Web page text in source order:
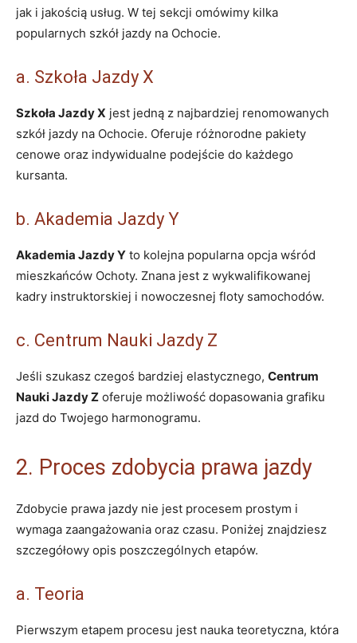
jak i jakością usług. W tej sekcji omówimy kilka
popularnych szkół jazdy na Ochocie.
a. Szkoła Jazdy X
Szkoła Jazdy X jest jedną z najbardziej renomowanych
szkół jazdy na Ochocie. Oferuje różnorodne pakiety
cenowe oraz indywidualne podejście do każdego
kursanta.
b. Akademia Jazdy Y
Akademia Jazdy Y to kolejna popularna opcja wśród
mieszkańców Ochoty. Znana jest z wykwalifikowanej
kadry instruktorskiej i nowoczesnej floty samochodów.
c. Centrum Nauki Jazdy Z
Jeśli szukasz czegoś bardziej elastycznego, Centrum
Nauki Jazdy Z oferuje możliwość dopasowania grafiku
jazd do Twojego harmonogramu.
2. Proces zdobycia prawa jazdy
Zdobycie prawa jazdy nie jest procesem prostym i
wymaga zaangażowania oraz czasu. Poniżej znajdziesz
szczegółowy opis poszczególnych etapów.
a. Teoria
Pierwszym etapem procesu jest nauka teoretyczna, która